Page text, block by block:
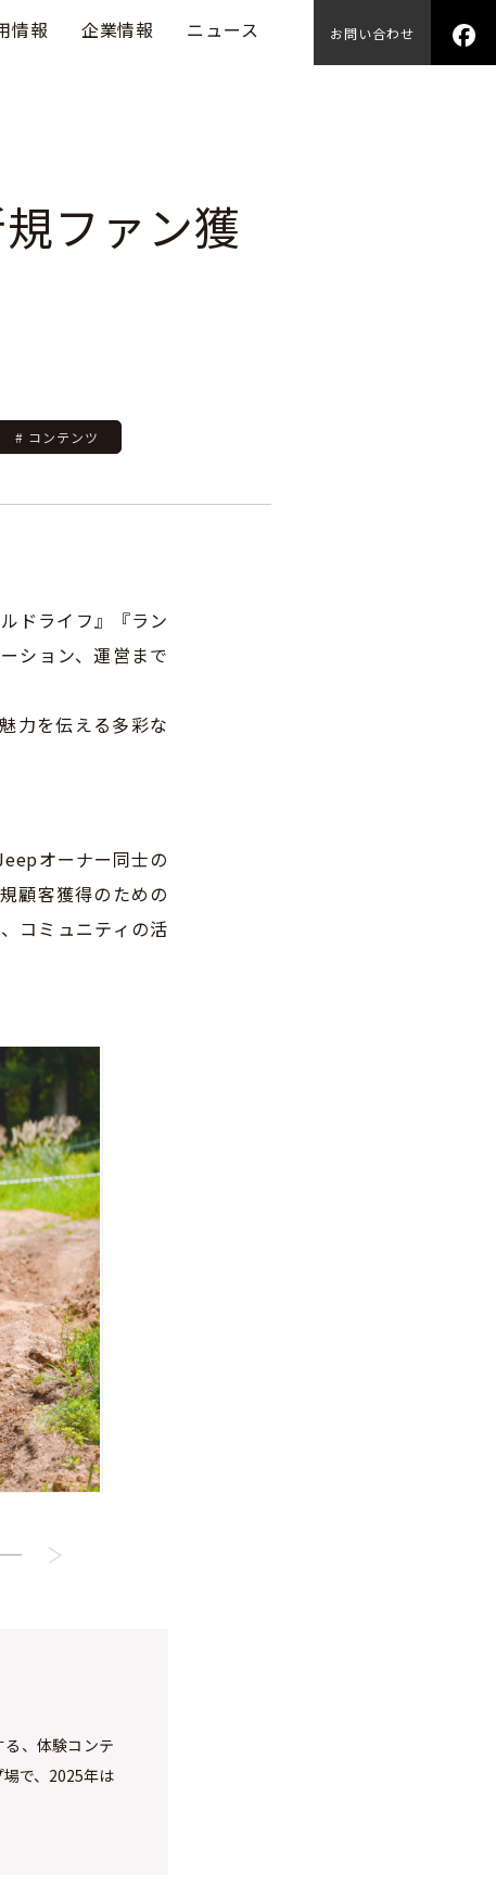
情報 企業情報 ニュース お問い合わせ
ファン獲
# コンテンツ
ドライフ』『ラン
ション、運営まで
力を伝える多彩な
オーナー同士の
顧客獲得のための
コミュニティの活
る、体験コンテ
で、2025年は